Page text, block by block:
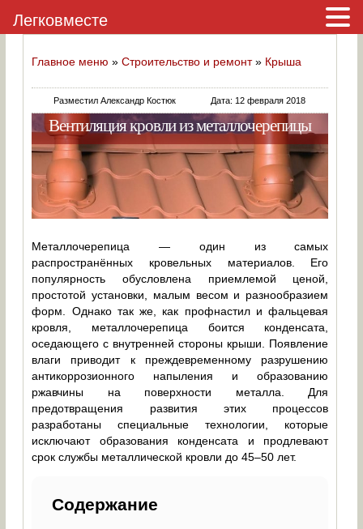
Главное меню »Строительство и ремонт» Крыша
Разместил Александр Костюк Дата: 12 февраля 2018
Вентиляция кровли из металлочерепицы
Металлочерепица — один из самых
распространённых кровельных материалов. Его
популярность обусловлена приемлемой ценой,
простотой установки, малым весом и разнообразием
форм. Однако так же, как профнастил и фальцевая
кровля, металлочерепица боится конденсата,
оседающего с внутренней стороны крыши. Появление
влаги приводит к преждевременному разрушению
антикоррозионного напыления и образованию
ржавчины на поверхности металла. Для
предотвращения развития этих процессов
разработаны специальные технологии, которые
исключают образования конденсата и продлевают
срок службы металлической кровли до 45–50 лет.
Содержание
Легковместе